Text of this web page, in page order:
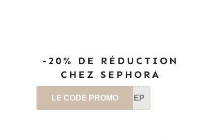
-20% DE RÉDUCTION
CHEZ SEPHORA
LE CODE PROMO SEP